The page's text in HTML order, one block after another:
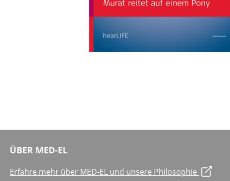
ÜBER MED-EL
Erfahre mehr über MED-EL und unsere Philosophie